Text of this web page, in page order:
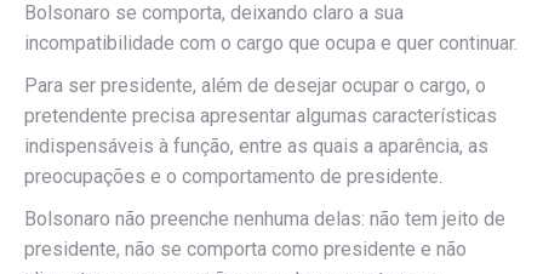
Bolsonaro se comporta, deixando claro a sua
incompatibilidade com o cargo que ocupa e quer continuar.
Para ser presidente, além de desejar ocupar o cargo, o
pretendente precisa apresentar algumas características
indispensáveis à função, entre as quais a aparência, as
preocupações e o comportamento de presidente.
Bolsonaro não preenche nenhuma delas: não tem jeito de
presidente, não se comporta como presidente e não